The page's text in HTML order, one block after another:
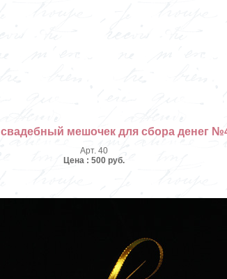
свадебный мешочек для сбора денег
Арт. 40
Цена : 500 руб.